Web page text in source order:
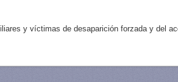
y víctimas de desaparición forzada y del